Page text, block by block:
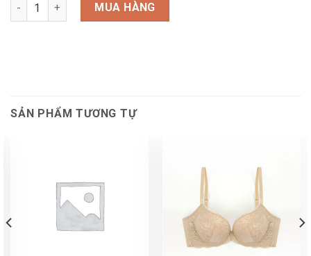
MUA HÀNG
SẢN PHẨM TƯƠNG TỰ